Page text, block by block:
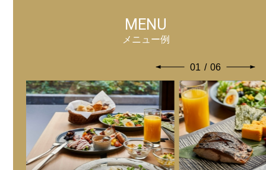
バーベキューラベットラ）
6：30 〜 10：00（9：30受付終了）
ご利用料金
大人：1,870円（税込）
子供：小学生1,320円（税込）未就学児660円（税込）、
3歳以下無料
MENU
メニュー例
01 / 06